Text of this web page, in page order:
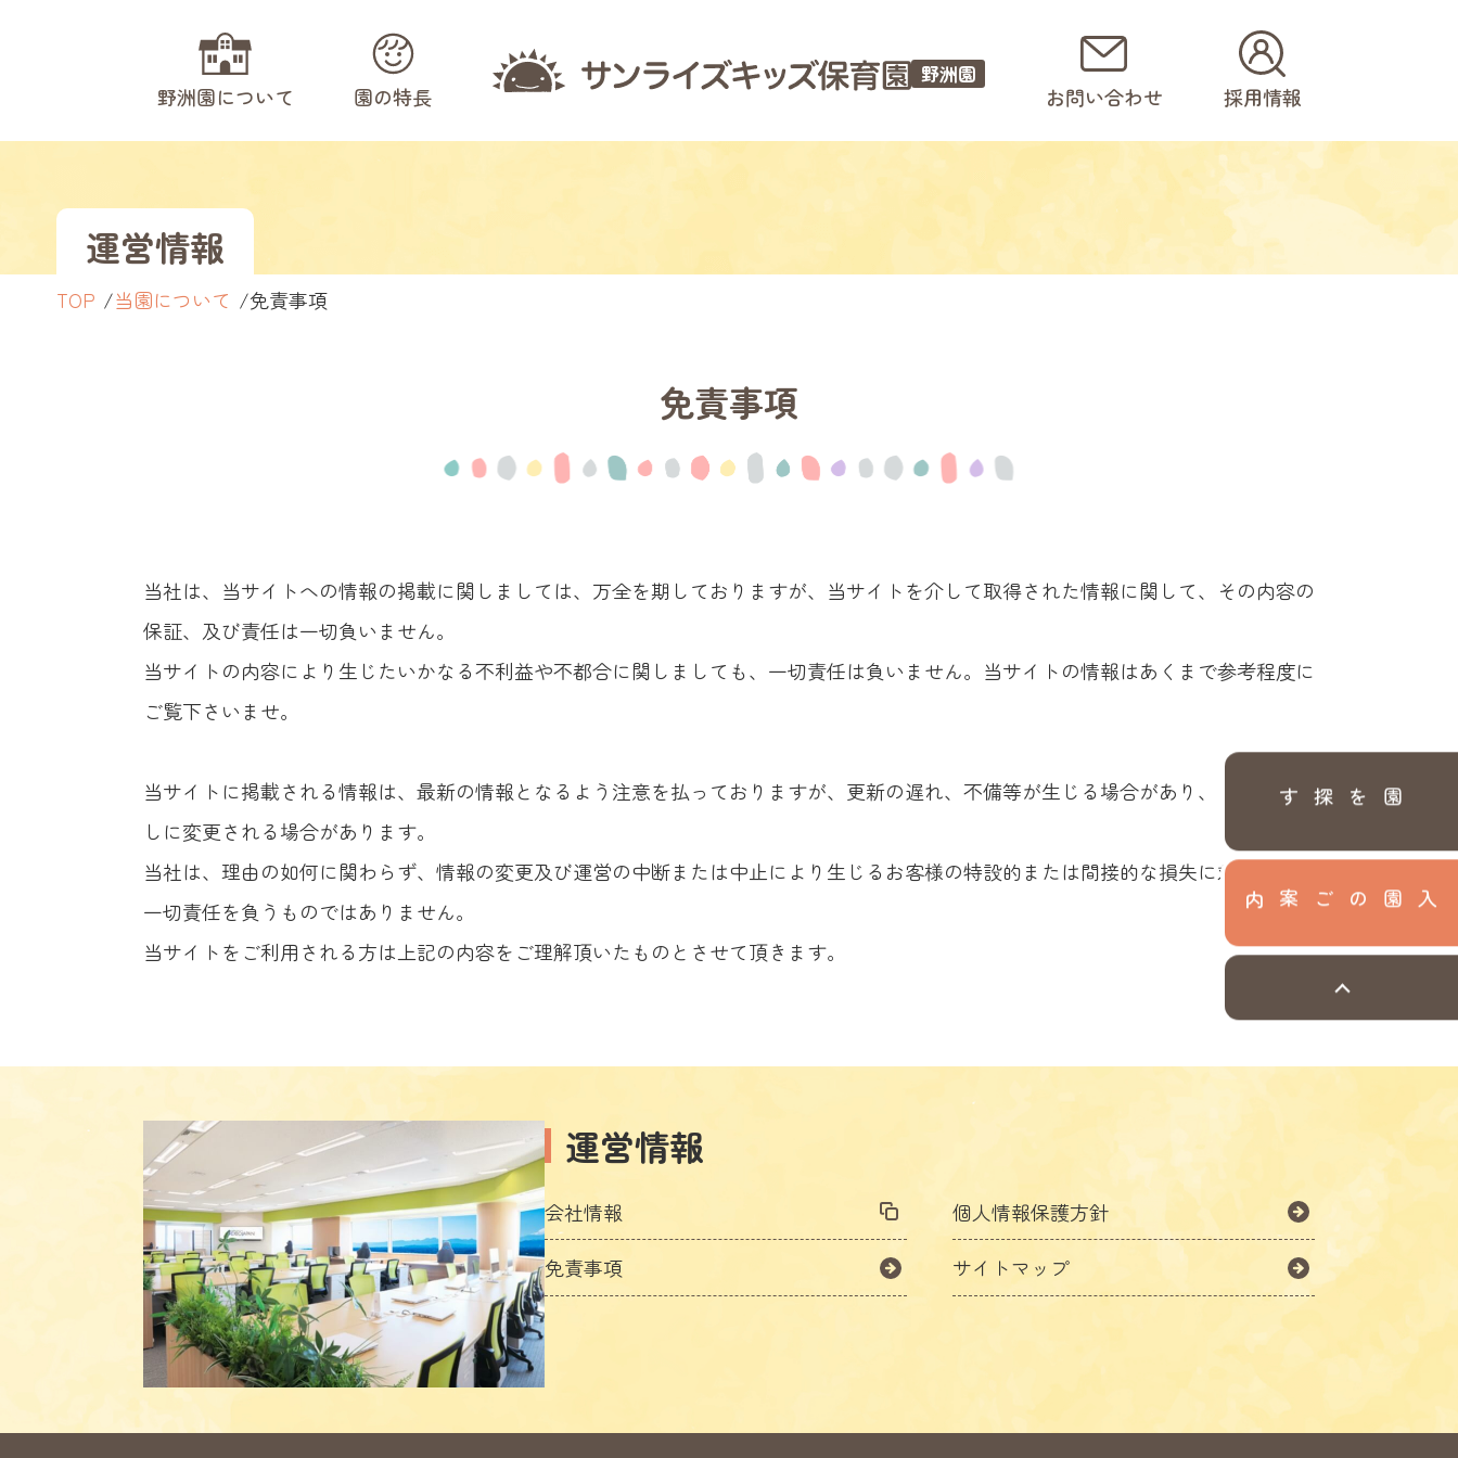
野洲園について 園の特長
野洲園
お問い合わせ 採用情報
園を探す
入園のご案内
運営情報
TOP 当園について 免責事項
免責事項
当社は、当サイトへの情報の掲載に関しましては、万全を期しておりますが、当サイトを介して取得された情報に関して、その内容の
保証、及び責任は一切負いません。
当サイトの内容により生じたいかなる不利益や不都合に関しましても、一切責任は負いません。当サイトの情報はあくまで参考程度に
ご覧下さいませ。
当サイトに掲載される情報は、最新の情報となるよう注意を払っておりますが、更新の遅れ、不備等が生じる場合があり、また予告な
しに変更される場合があります。
当社は、理由の如何に関わらず、情報の変更及び運営の中断または中止により生じるお客様の特設的または間接的な損失に対しても、
一切責任を負うものではありません。
当サイトをご利用される方は上記の内容をご理解頂いたものとさせて頂きます。
運営情報
会社情報
個人情報保護方針
免責事項
サイトマップ